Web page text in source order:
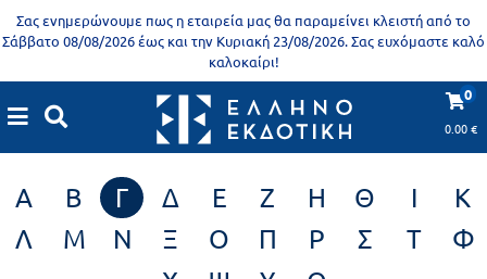
Σας ενημερώνουμε πως η εταιρεία μας θα παραμείνει κλειστή από το
Σάββατο 08/08/2026 έως και την Κυριακή 23/08/2026. Σας ευχόμαστε καλό
καλοκαίρι!
0
0.00€
X
Βιβλία
ενήλικες
Εκπαιδευτικά
βιβλία
Προδημοτική
εκπαίδευση
Εκπαιδευτικές
αφίσες
Βιβλία
νηπιαγωγείου
Σειρά
Συγγραφείς
Α Β Γ Δ Ε Ζ Η Θ Ι
Κ
Λ
Μ Ν Ξ Ο Π Ρ Σ Τ
Φ